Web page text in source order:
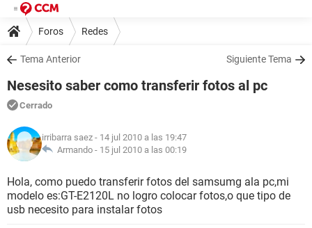
Foros Redes
Tema Anterior Siguiente Tema
Nesesito saber como transferir fotos al pc
Cerrado
irribarra saez - 14 jul 2010 a las 19:47
Armando - 15 jul 2010 a las 00:19
Hola, como puedo transferir fotos del samsumg ala pc,mi
modelo es:GT-E2120L no logro colocar fotos,o que tipo de
usb necesito para instalar fotos